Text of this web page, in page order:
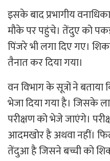
इसके बाद प्रभागीय
मौके पर पहुंचे। तेंदुए को
पिंजरे भी लगा दिए गए।
तैनात कर दिया गया।
वन विभाग के सूत्रों ने
भेजा दिया गया है। जिसके
परीक्षण को भेजे जाएंगे।
आदमखोर है अथवा नहीं।
तेंदुआ है जिसने बच्ची को